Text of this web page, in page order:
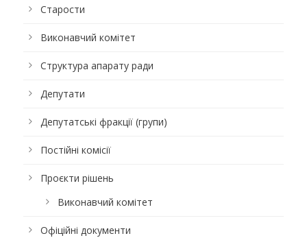
Старости
Виконавчий комітет
Структура апарату ради
Депутати
Депутатські фракції (групи)
Постійні комісії
Проєкти рішень
Виконавчий комітет
Офіційні документи